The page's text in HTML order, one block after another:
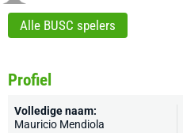
Alle BUSC spelers
Profiel
Volledige naam:
Mauricio Mendiola